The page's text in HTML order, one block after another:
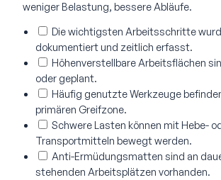
weniger Belastung, bessere Abläufe.
Die wichtigsten Arbeitsschritte
dokumentiert und zeitlich erfasst.
Höhenverstellbare Arbeitsflächen
oder geplant.
Häufig genutzte Werkzeuge
primären Greifzone.
Schwere Lasten können mit Hebe-
Transportmitteln bewegt werden.
Anti-Ermüdungsmatten sind an
stehenden Arbeitsplätzen vorhanden.